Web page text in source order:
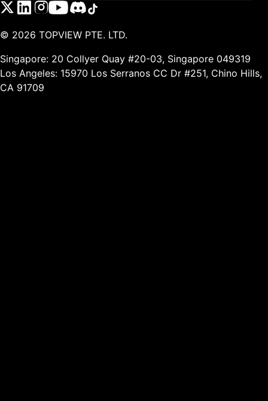
© 2026 TOPVIEW PTE. LTD.
Singapore: 20 Collyer Quay #20-03, Singapore 049319
Los Angeles: 15970 Los Serranos CC Dr #251, Chino Hills,
CA 91709